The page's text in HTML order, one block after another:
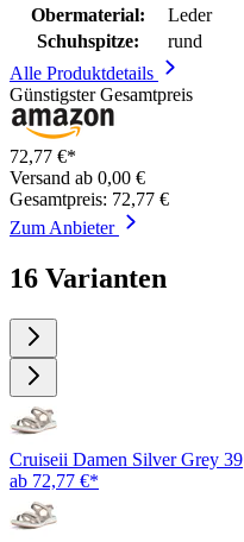
Obermaterial:
Leder
Schuhspitze:
rund
Alle Produktdetails
Günstigster Gesamtpreis
72,77 €*
Versand ab 0,00 €
Gesamtpreis: 72,77 €
Zum Anbieter
16 Varianten
Cruiseii Damen Silver Grey 39
ab 72,77 €*